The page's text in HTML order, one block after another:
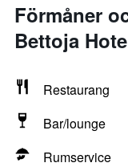
Förmåner
Bettoja
Restaurang
Bar/lounge
Rumservice